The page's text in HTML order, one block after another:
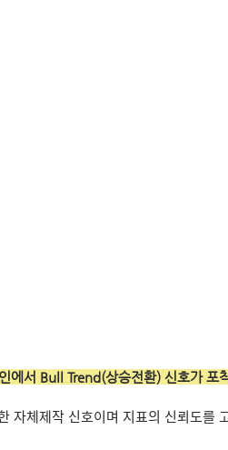
에서 Bull Trend(상승전환) 신호가 포
자체제작 신호이며 지표의 신뢰도를